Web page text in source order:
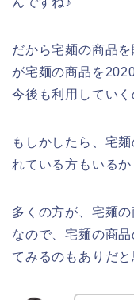
だから宅麺の商品
が宅麺の商品を
今後も利用していく
もしかしたら、宅
れている方もいるか
多くの方が、宅麺
なので、宅麺の商
てみるのもありだと